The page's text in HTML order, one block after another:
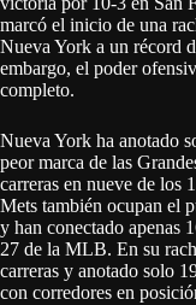
marcó el inicio de una
Nueva York a un récord
embargo, el poder
completo.
Nueva York ha anotado
peor marca de las
carreras en nueve de los
Mets también ocupan el
y han conectado apenas
27 de la MLB. En su
carreras y anotado solo
con corredores en